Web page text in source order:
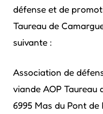
défense et de
Taureau de
suivante :
Association de
viande AOP Taureau
6995 Mas du Pont de